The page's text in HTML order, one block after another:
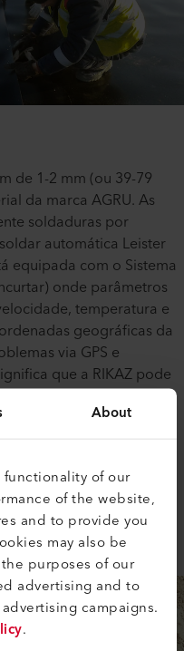
About
of our
of the website,
and to provide you
may also be
purposes of our
advertising and to
campaigns.
.
de 1-2 mm (ou 39-79
da marca AGRU. As
soldaduras por
automática Leister
equipada com o Sistema
onde parâmetros
temperatura e
geográficas da
via GPS e
que a RIKAZ pode
através da
solda
as geomembranas
soldadas por